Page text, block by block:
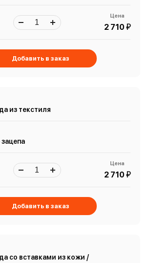
Цена
2 710 й
Добавить в заказ
из текстиля
Цена
2 710 й
Добавить в заказ
со вставками из кожи /